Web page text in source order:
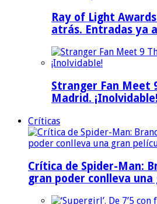
Ray of Light
atrás. Entradas ya
Stranger Fan Meet
Madrid. ¡Inolvidable!
Críticas
Crítica de Spider-Man:
gran poder conlleva una